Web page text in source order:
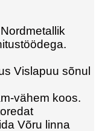
Vislapuu sõnul
vähem koos.
Võru linna